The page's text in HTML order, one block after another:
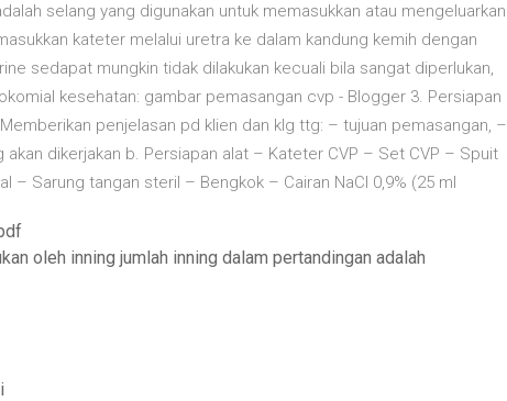
selang yang digunakan untuk memasukkan atau mengeluarkan
kateter melalui uretra ke dalam kandung kemih dengan
sedapat mungkin tidak dilakukan kecuali bila sangat diperlukan,
kesehatan: gambar pemasangan cvp - Blogger 3. Persiapan
penjelasan pd klien dan klg ttg: – tujuan pemasangan, –
dikerjakan b. Persiapan alat – Kateter CVP – Set CVP – Spuit
– Sarung tangan steril – Bengkok – Cairan NaCl 0,9% (25 ml
oleh inning jumlah inning dalam pertandingan adalah